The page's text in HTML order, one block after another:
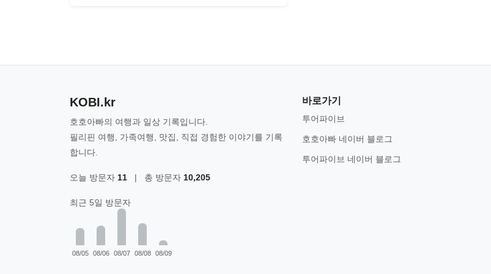
KOBI.kr
호호아빠의 여행과 일상 기록입니다.
필리핀 여행, 가족여행, 맛집, 직접 경험한 이야기를 기록
합니다.
오늘 방문자 11 | 총 방문자 10,205
최근 5일 방문자
08/05 08/06 08/07 08/08 08/09
바로가기
투어파이브
호호아빠 네이버 블로그
투어파이브 네이버 블로그